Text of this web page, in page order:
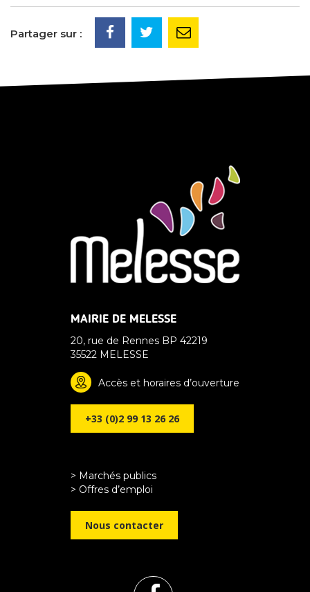
Partager sur :
MAIRIE DE MELESSE
20, rue de Rennes BP 42219
35522 MELESSE
Accès et horaires d’ouverture
+33 (0)2 99 13 26 26
> Marchés publics
> Offres d’emploi
Nous contacter